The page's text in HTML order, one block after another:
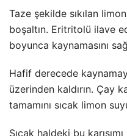
Taze şekilde sıkılan
boşaltın. Eritritolü ilave
boyunca kaynamasını
Hafif derecede
üzerinden kaldırın. Çay
tamamını sıcak limon
Sıcak haldeki bu